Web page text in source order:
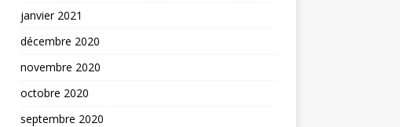
janvier 2021
décembre 2020
novembre 2020
octobre 2020
septembre 2020